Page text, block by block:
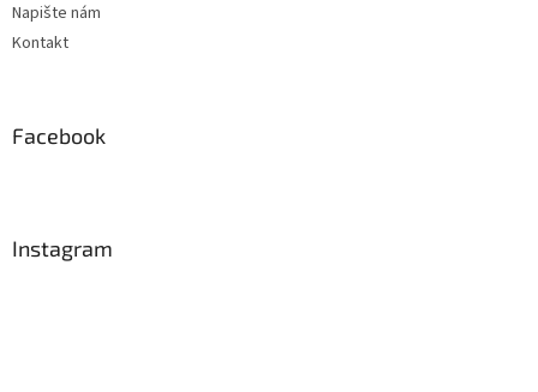
Napište nám
Kontakt
Facebook
Instagram